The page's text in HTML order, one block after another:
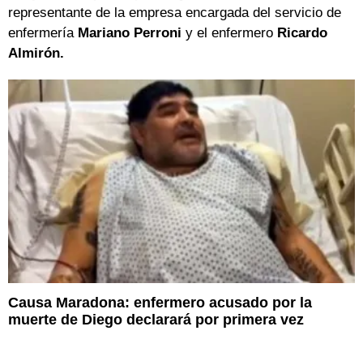
representante de la empresa encargada del servicio de
enfermería Mariano Perroni y el enfermero Ricardo
Almirón.
Causa Maradona: enfermero acusado por la
muerte de Diego declarará por primera vez